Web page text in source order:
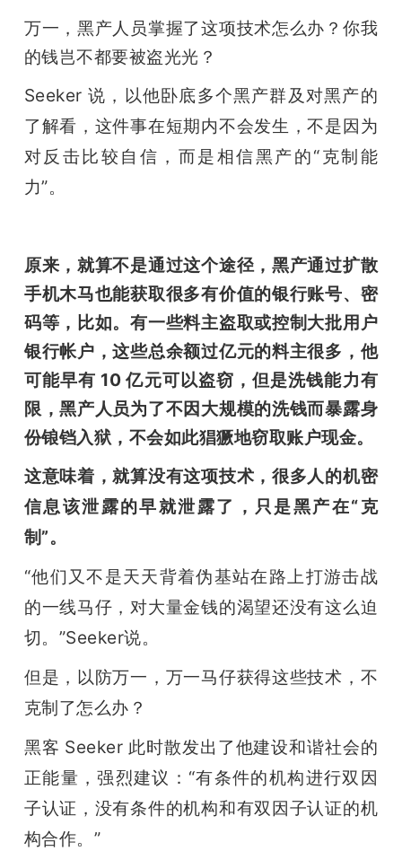
万一，黑产人员掌握了这项技术怎么办？你我
的钱岂不都要被盗光光？
Seeker 说，以他卧底多个黑产群及对黑产的
了解看，这件事在短期内不会发生，不是因为
对反击比较自信，而是相信黑产的“克制能
力”。
原来，就算不是通过这个途径，黑产通过扩散
手机木马也能获取很多有价值的银行账号、密
码等，比如。有一些料主盗取或控制大批用户
银行帐户，这些总余额过亿元的料主很多，他
可能早有 10 亿元可以盗窃，但是洗钱能力有
限，黑产人员为了不因大规模的洗钱而暴露身
份锒铛入狱，不会如此猖獗地窃取账户现金。
这意味着，就算没有这项技术，很多人的机密
信息该泄露的早就泄露了，只是黑产在“克
制”。
“他们又不是天天背着伪基站在路上打游击战
的一线马仔，对大量金钱的渴望还没有这么迫
切。”Seeker说。
但是，以防万一，万一马仔获得这些技术，不
克制了怎么办？
黑客 Seeker 此时散发出了他建设和谐社会的
正能量，强烈建议：“有条件的机构进行双因
子认证，没有条件的机构和有双因子认证的机
构合作。”